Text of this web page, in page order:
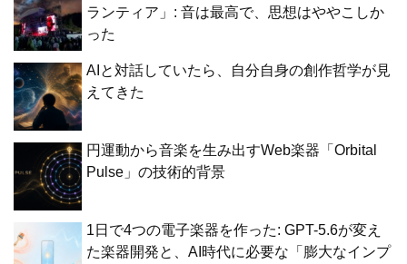
ランティア」: 音は最高で、思想はややこしか
った
AIと対話していたら、自分自身の創作哲学が見
えてきた
円運動から音楽を生み出すWeb楽器「Orbital
Pulse」の技術的背景
1日で4つの電子楽器を作った: GPT-5.6が変え
た楽器開発と、AI時代に必要な「膨大なインプ